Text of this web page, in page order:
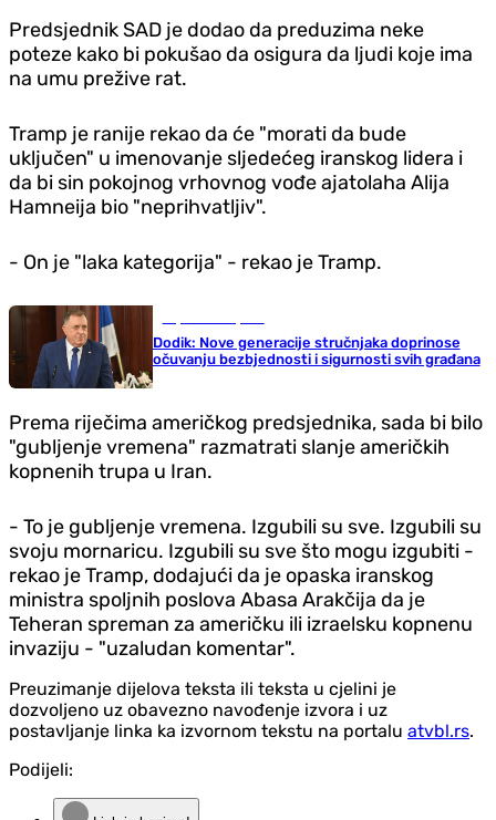
Predsjednik SAD je dodao da preduzima neke
poteze kako bi pokušao da osigura da ljudi koje ima
na umu prežive rat.
Tramp je ranije rekao da će "morati da bude
uključen" u imenovanje sljedećeg iranskog lidera i
da bi sin pokojnog vrhovnog vođe ajatolaha Alija
Hamneija bio "neprihvatljiv".
- On je "laka kategorija" - rekao je Tramp.
Dodik: Nove generacije stručnjaka doprinose
očuvanju bezbjednosti i sigurnosti svih građana
Prema riječima američkog predsjednika, sada bi bilo
"gubljenje vremena" razmatrati slanje američkih
kopnenih trupa u Iran.
- To je gubljenje vremena. Izgubili su sve. Izgubili su
svoju mornaricu. Izgubili su sve što mogu izgubiti -
rekao je Tramp, dodajući da je opaska iranskog
ministra spoljnih poslova Abasa Arakčija da je
Teheran spreman za američku ili izraelsku kopnenu
invaziju - "uzaludan komentar".
Preuzimanje dijelova teksta ili teksta u cjelini je
dozvoljeno uz obavezno navođenje izvora i uz
postavljanje linka ka izvornom tekstu na portalu atvbl.rs.
Podijeli: